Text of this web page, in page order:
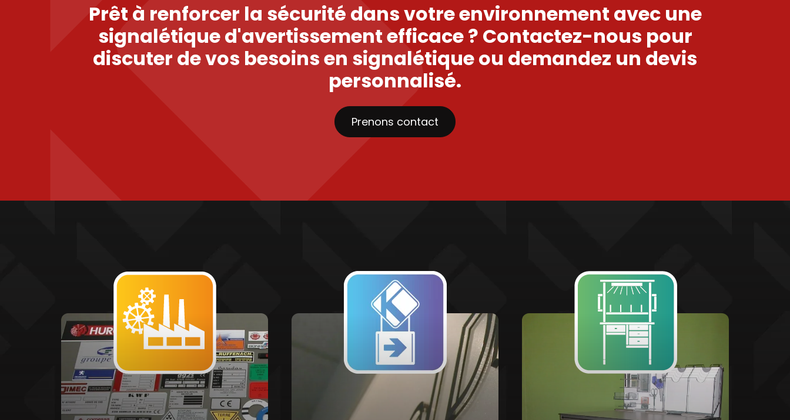
Prêt à renforcer la sécurité dans votre environnement avec une
signalétique d'avertissement efficace ? Contactez-nous pour
discuter de vos besoins en signalétique ou demandez un devis
personnalisé.
Prenons contact